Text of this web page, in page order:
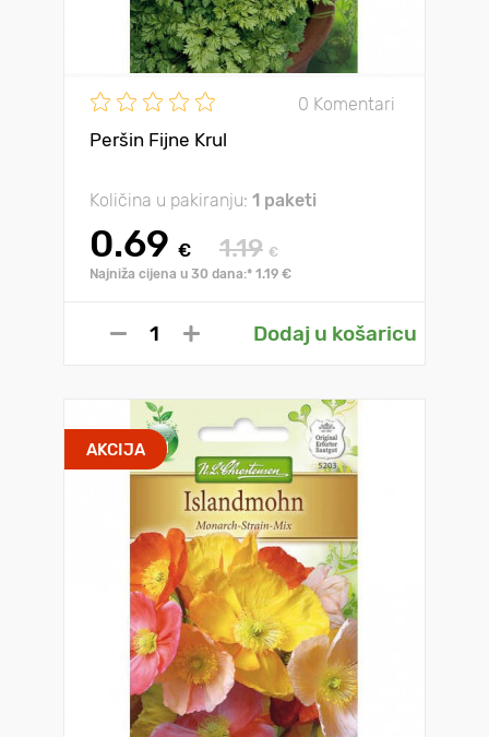
0 Komentari
Peršin Fijne Krul
Količina u pakiranju: 1 paketi
0.69 € 1.19 €
Najniža cijena u 30 dana:* 1.19 €
Dodaj u košaricu
AKCIJA